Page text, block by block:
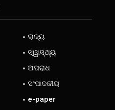
ରାଜ୍ୟ
ସ୍ୱାସ୍ଥ୍ୟ
ଅପରାଧ
ସଂପାଦକୀୟ
e-paper